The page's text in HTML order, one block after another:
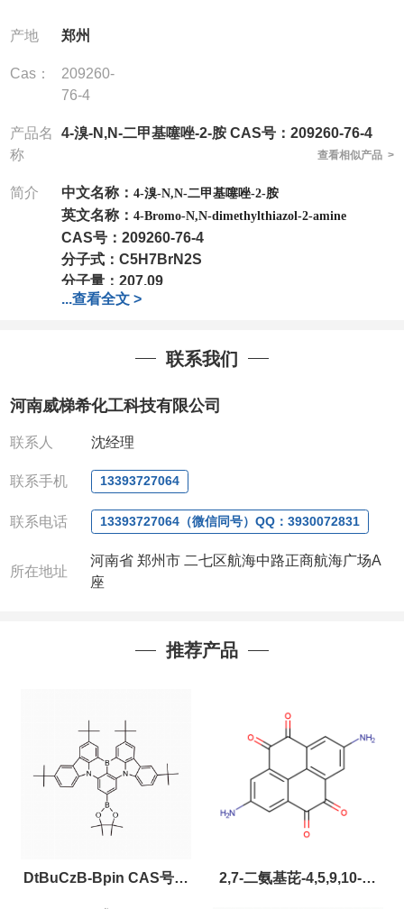
产地 郑州
Cas：
209260-
76-4
产品名
称
4-溴-N,N-二甲基噻唑-2-胺 CAS号：209260-76-4
查看相似产品 >
简介 中文名称： 4-溴-N,N-二甲基噻唑-2-胺
英文名称： 4-Bromo-N,N-dimethylthiazol-2-amine
CAS号： 209260-76-4
分子式： C5H7BrN2S
分子量： 207.09
包装：1Mg ; 5Mg;10Mg ;100Mg;250Mg ;500Mg
我司对高校及科研单位先发货和
作中有用到的试剂,欢迎前来询购
电话:0371-63377391/13393727064
QQ:3930072831
:13393727064
联系人: 沈晓东(欢迎致电
...查看全文 >
联系我们
河南威梯希化工科技有限公司
联系人 沈经理
联系手机 13393727064
联系电话 13393727064（微信同号）QQ：3930072831
所在地址
河南省 郑州市 二七区航海中路正商航海广场A
座
推荐产品
DtBuCzB-Bpin CAS号： 2,7-二氨基芘-4,5,9,10-四